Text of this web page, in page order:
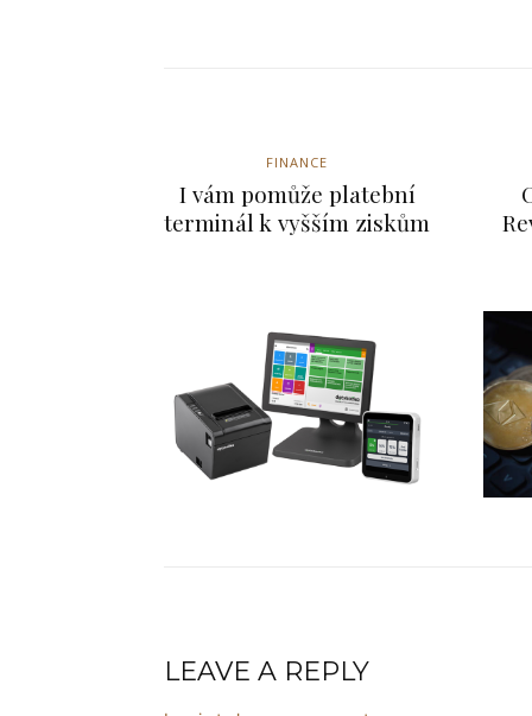
FINANCE
I vám pomůže
FINANCE
I vám pomůže platební
terminál k vyšším ziskům
LEAVE A REPLY